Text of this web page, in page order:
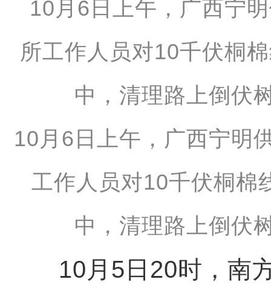
10月6日上午，广西宁明
工作人员对10千伏桐棉
中，清理路上倒伏
10月5日20时，南方